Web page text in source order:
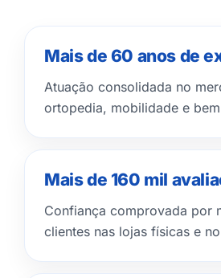
Mais de 60 anos de
Atuação consolidada no
ortopedia, mobilidade e
Mais de 160 mil
Confiança comprovada por
clientes nas lojas físicas e